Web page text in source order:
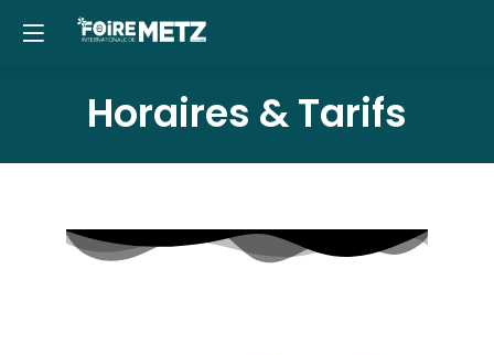
Horaires & Tarifs
Panneau de gestion des cookies